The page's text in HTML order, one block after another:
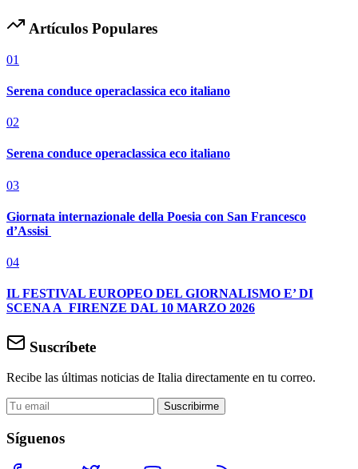
Artículos Populares
01
Serena conduce operaclassica eco italiano
02
Serena conduce operaclassica eco italiano
03
Giornata internazionale della Poesia con San Francesco
d’Assisi
04
IL FESTIVAL EUROPEO DEL GIORNALISMO E’ DI
SCENA A FIRENZE DAL 10 MARZO 2026
Suscríbete
Recibe las últimas noticias de Italia directamente en tu correo.
Suscribirme
Síguenos